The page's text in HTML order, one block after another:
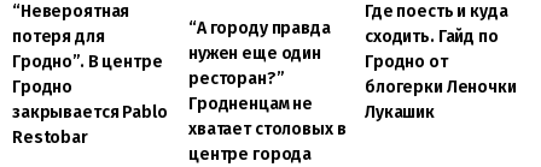
“Невероятная
потеря для
Гродно”. В центре
Гродно
закрывается Pablo
Restobar
“А городу правда
нужен еще один
ресторан?”
Гродненцам не
хватает столовых в
центре города
Где поесть и куда
сходить. Гайд по
Гродно от
блогерки Леночки
Лукашик